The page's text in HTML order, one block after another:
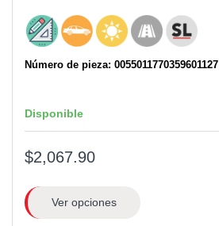
Número de pieza: 0055011770359601127
Disponible
$2,067.90
Ver opciones